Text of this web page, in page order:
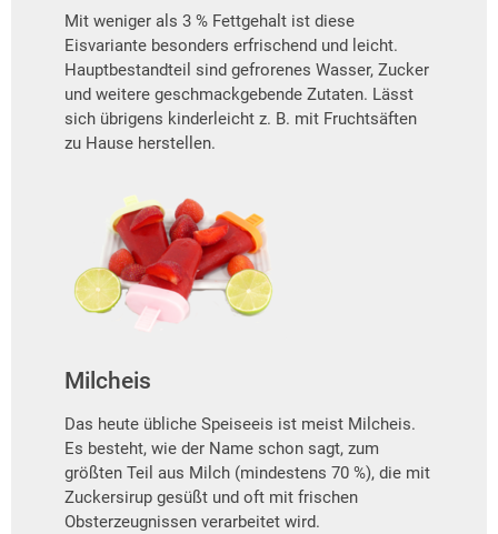
Mit weniger als 3 % Fettgehalt ist diese
Eisvariante besonders erfrischend und leicht.
Hauptbestandteil sind gefrorenes Wasser, Zucker
und weitere geschmackgebende Zutaten. Lässt
sich übrigens kinderleicht z. B. mit Fruchtsäften
zu Hause herstellen.
Milcheis
Das heute übliche Speiseeis ist meist Milcheis.
Es besteht, wie der Name schon sagt, zum
größten Teil aus Milch (mindestens 70 %), die mit
Zuckersirup gesüßt und oft mit frischen
Obsterzeugnissen verarbeitet wird.